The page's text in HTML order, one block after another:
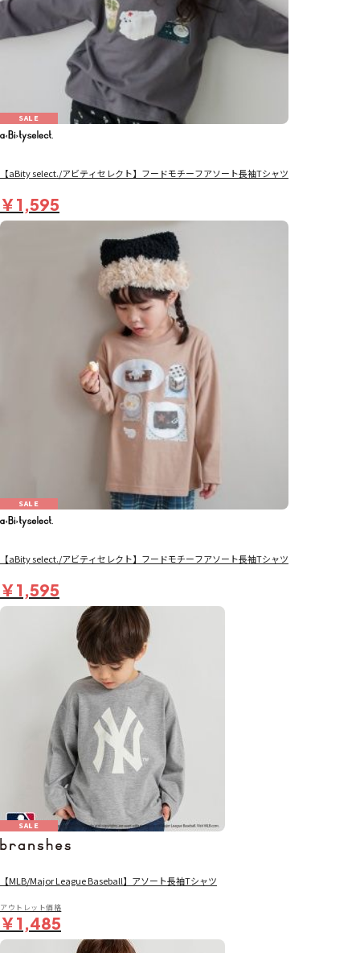
SALE
【aBity select./アビティセレクト】フードモチーフアソート長袖Tシャツ
￥1,595
SALE
【aBity select./アビティセレクト】フードモチーフアソート長袖Tシャツ
￥1,595
SALE
【MLB/Major League Baseball】アソート長袖Tシャツ
アウトレット価格
￥1,485